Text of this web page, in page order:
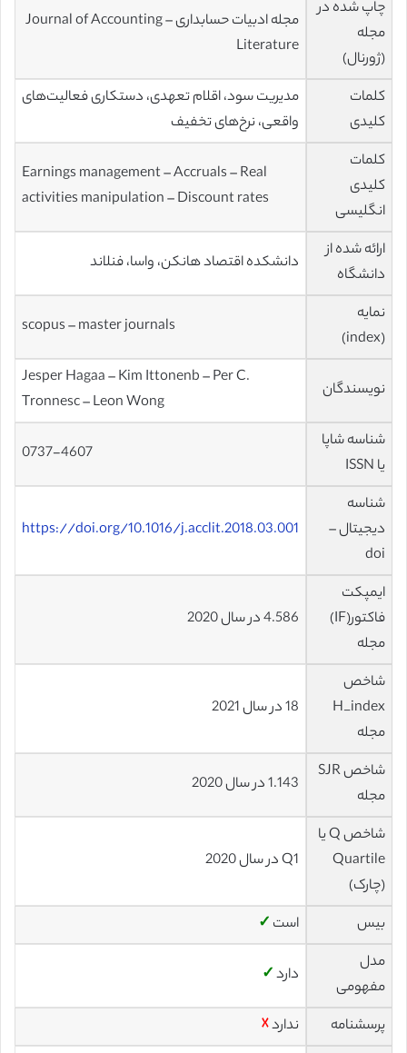
چاپ شده در
مجله
(ژورنال)
مجله ادبیات حسابداری – Journal of Accounting
Literature
کلمات
کلیدی
مدیریت سود، اقلام تعهدی، دستکاری فعالیت‌های
واقعی، نرخ‌های تخفیف
کلمات
کلیدی
انگلیسی
Earnings management – Accruals – Real
activities manipulation – Discount rates
ارائه شده از
دانشگاه
دانشکده اقتصاد هانکن، واسا، فنلاند
نمایه
(index)
scopus – master journals
نویسندگان
Jesper Hagaa – Kim Ittonenb – Per C.
Tronnesc – Leon Wong
شناسه شاپا
یا ISSN
0737-4607
شناسه
دیجیتال –
doi
https://doi.org/10.1016/j.acclit.2018.03.001
ایمپکت
فاکتور(IF)
مجله
4.586 در سال 2020
شاخص
H_index
مجله
18 در سال 2021
شاخص SJR
مجله
1.143 در سال 2020
شاخص Q یا
Quartile
(چارک)
Q1 در سال 2020
بیس است ✓
مدل
مفهومی
دارد✓
پرسشنامه ندارد☓